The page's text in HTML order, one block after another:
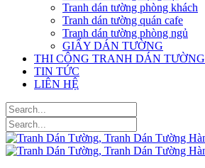
Tranh dán tường phòng khách
Tranh dán tường quán cafe
Tranh dán tường phòng ngủ
GIẤY DÁN TƯỜNG
THI CÔNG TRANH DÁN TƯỜNG
TIN TỨC
LIÊN HỆ